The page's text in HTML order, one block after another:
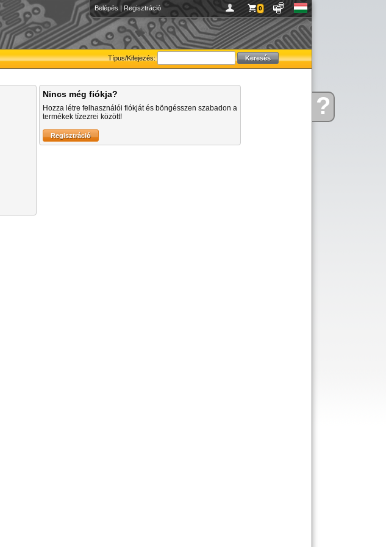
Kérdése?
Belépés | Regisztráció 0
Típus/Kifejezés:
Nincs még fiókja?
Hozza létre felhasználói fiókját és böngésszen szabadon a
termékek tízezrei között!